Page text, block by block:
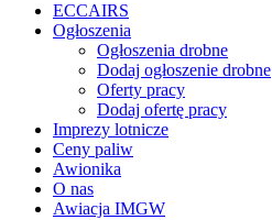
ECCAIRS
Ogłoszenia
Ogłoszenia drobne
Dodaj ogłoszenie drobne
Oferty pracy
Dodaj ofertę pracy
Imprezy lotnicze
Ceny paliw
Awionika
O nas
Awiacja IMGW